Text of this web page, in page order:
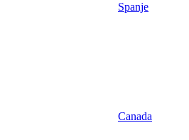
Spanje
Canada